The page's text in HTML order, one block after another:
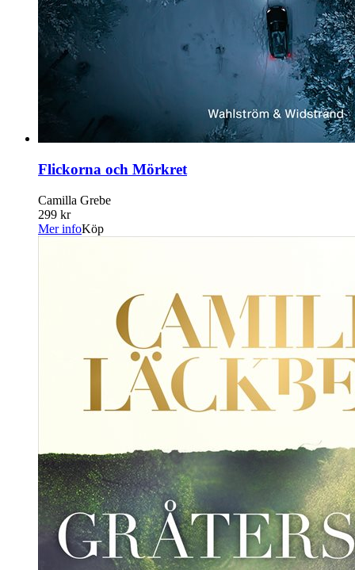
Flickorna och Mörkret
Camilla Grebe
299 kr
Mer infoKöp